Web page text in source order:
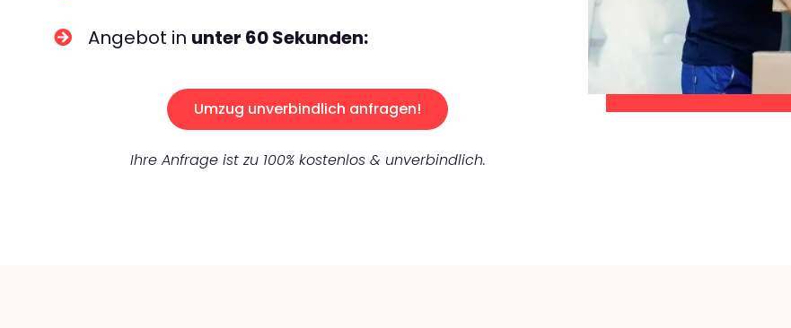
Angebot in unter 60 Sekunden:
Umzug unverbindlich anfragen!
Ihre Anfrage ist zu 100% kostenlos & unverbindlich.